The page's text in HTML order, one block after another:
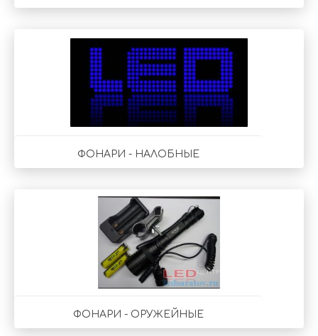
ФОНАРИ - НАЛОБНЫЕ
ФОНАРИ - ОРУЖЕЙНЫЕ